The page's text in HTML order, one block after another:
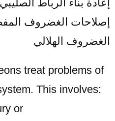
إعادة بناء الرباط الصليبي
إصلاحات الغضروف
الغضروف الهلالي
treat problems of
This involves:
or